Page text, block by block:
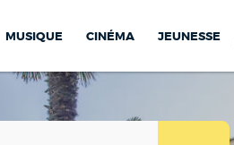
MUSIQUE CINÉMA JEUNESSE